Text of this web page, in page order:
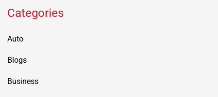
Categories
Auto
Blogs
Business